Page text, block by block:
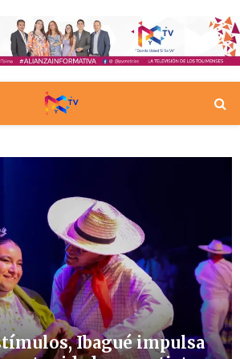
Ibagué impulsa